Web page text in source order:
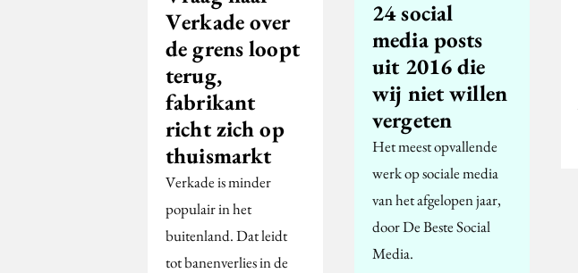
Verkade over
de grens loopt
terug,
fabrikant
richt zich op
thuismarkt
Verkade is minder
populair in het
buitenland. Dat leidt
tot banenverlies in de
24 social
media posts
uit 2016 die
wij niet willen
vergeten
Het meest opvallende
werk op sociale media
van het afgelopen jaar,
door De Beste Social
Media.